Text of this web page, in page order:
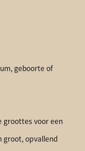
geboorte of
groottes voor een
groot, opvallend